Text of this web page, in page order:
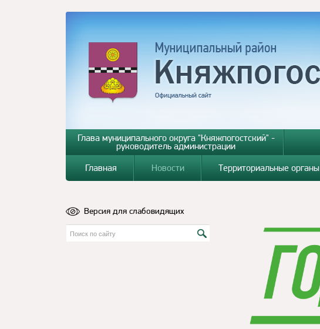
Глава муниципального округа "Княжпогостский" -
руководитель администрации
Главная Новости Территориальные органы
Версия для слабовидящих